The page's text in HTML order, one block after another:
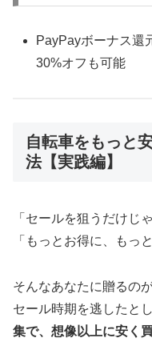
PayPayボーナス還
30%オフも可能
自転車をもっと
法【実践編】
「セールを狙うだけじ
「もっとお得に、もっ
そんなあなたに贈るの
セール時期を逃したとし
集で、想像以上に安く